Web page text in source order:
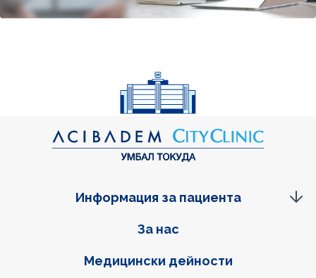
Фуутер навигация
За нас
Медицински дейности
Информация за пациента